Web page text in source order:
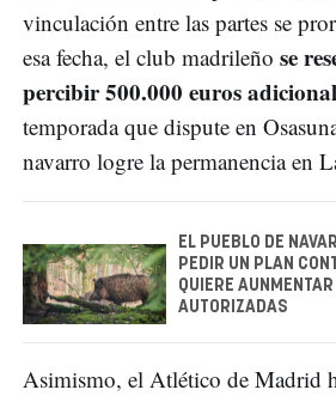
vinculación entre las partes se
esa fecha, el club madrileño se
percibir 500.000 euros
temporada que dispute en
navarro logre la permanencia en
EL PUEBLO DE
PEDIR UN PLAN
QUIERE
AUTORIZADAS
Asimismo, el Atlético de Madrid